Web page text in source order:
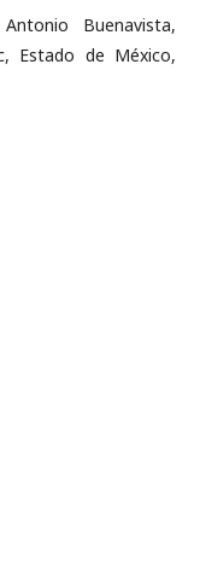
Buenavista,
Estado de México,